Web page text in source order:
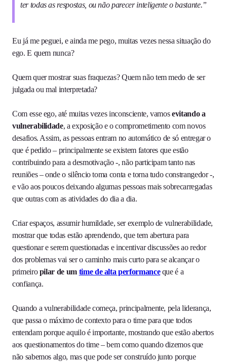
ter todas as respostas, ou não parecer inteligente o bastante.”
Eu já me peguei, e ainda me pego, muitas vezes nessa situação do
ego. E quem nunca?
Quem quer mostrar suas fraquezas? Quem não tem medo de ser
julgada ou mal interpretada?
Com esse ego, até muitas vezes inconsciente, vamosevitando a
vulnerabilidade, a exposição e o comprometimento com novos
desafios. Assim, as pessoas entram no automático de só entregar o
que é pedido – principalmente se existem fatores que estão
contribuindo para a desmotivação -, não participam tanto nas
reuniões – onde o silêncio toma conta e torna tudo constrangedor -,
e vão aos poucos deixando algumas pessoas mais sobrecarregadas
que outras com as atividades do dia a dia.
Criar espaços, assumir humildade, ser exemplo de vulnerabilidade,
mostrar que todas estão aprendendo, que tem abertura para
questionar e serem questionadas e incentivar discussões ao redor
dos problemas vai ser o caminho mais curto para se alcançar o
primeiropilar de um time de alta performanceque é a
confiança.
Quando a vulnerabilidade começa, principalmente, pela liderança,
que passa o máximo de contexto para o time para que todos
entendam porque aquilo é importante, mostrando que estão abertos
aos questionamentos do time – bem como quando dizemos que
não sabemos algo, mas que pode ser construído junto porque